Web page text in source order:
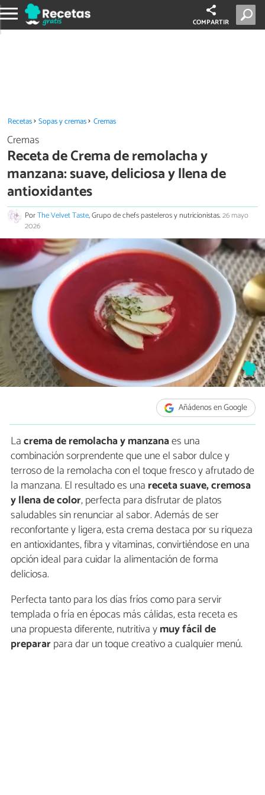
COMPARTIR
Recetas Sopas y cremas Cremas
Cremas
Receta de Crema de remolacha y
manzana: suave, deliciosa y llena de
antioxidantes
PorThe Velvet Taste, Grupo de chefs pasteleros y nutricionistas.26 mayo
2026
Añádenos en Google
Lacrema de remolacha y manzanaes una
combinación sorprendente que une el sabor dulce y
terroso de la remolacha con el toque fresco y afrutado de
la manzana. El resultado es una receta suave, cremosa
y llena de color, perfecta para disfrutar de platos
saludables sin renunciar al sabor. Además de ser
reconfortante y ligera, esta crema destaca por su riqueza
en antioxidantes, fibra y vitaminas, convirtiéndose en una
opción ideal para cuidar la alimentación de forma
deliciosa.
Perfecta tanto para los días fríos como para servir
templada o fría en épocas más cálidas, esta receta es
una propuesta diferente, nutritiva ymuy fácil de
prepararpara dar un toque creativo a cualquier menú.